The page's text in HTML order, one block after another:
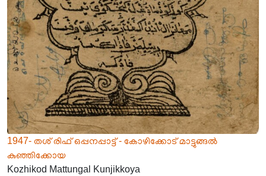
1947- തശ് രിഫ് ഒപ്പനപ്പാട്ട് - കോഴിക്കോട് മാട്ടുങ്ങൽ
കുഞ്ഞിക്കോയ
Kozhikod Mattungal Kunjikkoya